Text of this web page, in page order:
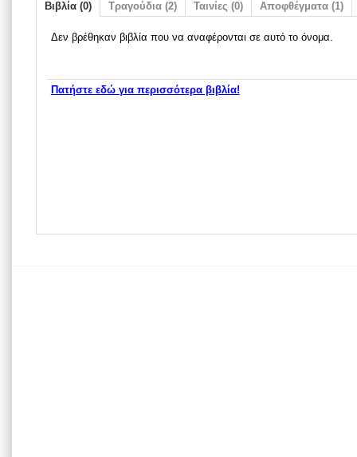
Βιβλία (0) Τραγούδια (2) Ταινίες (0) Αποφθέγματα (1)
Δεν βρέθηκαν βιβλία που να αναφέρονται σε αυτό το όνομα.
Πατήστε εδώ για περισσότερα βιβλία!